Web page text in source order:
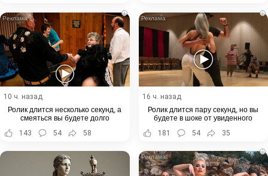
i
10 ч. назад
Ролик длится несколько секунд, а
смеяться вы будете долго
143
54 58
i
16 ч. назад
Ролик длится пару секунд, но вы
будете в шоке от увиденного
181
54 35
i